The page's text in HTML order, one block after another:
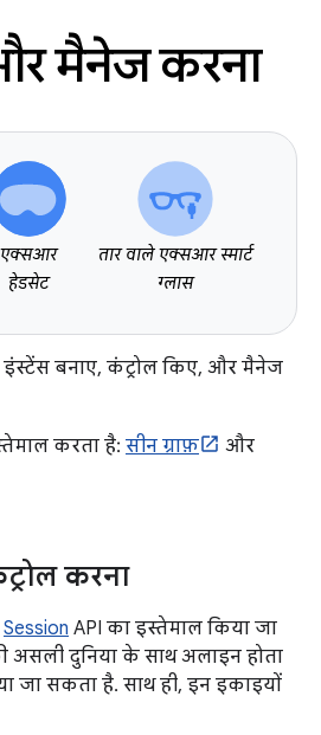
मैनेज करना
एक्सआर
हेडसेट
तार वाले एक्सआर स्मार्ट
ग्लास
इंस्टेंस बनाए, कंट्रोल किए, और मैनेज
करता है: सीन ग्राफ़
और
करना
Session API का इस्तेमाल किया जा
असली दुनिया के साथ अलाइन होता
जा सकता है. साथ ही, इन इकाइयों